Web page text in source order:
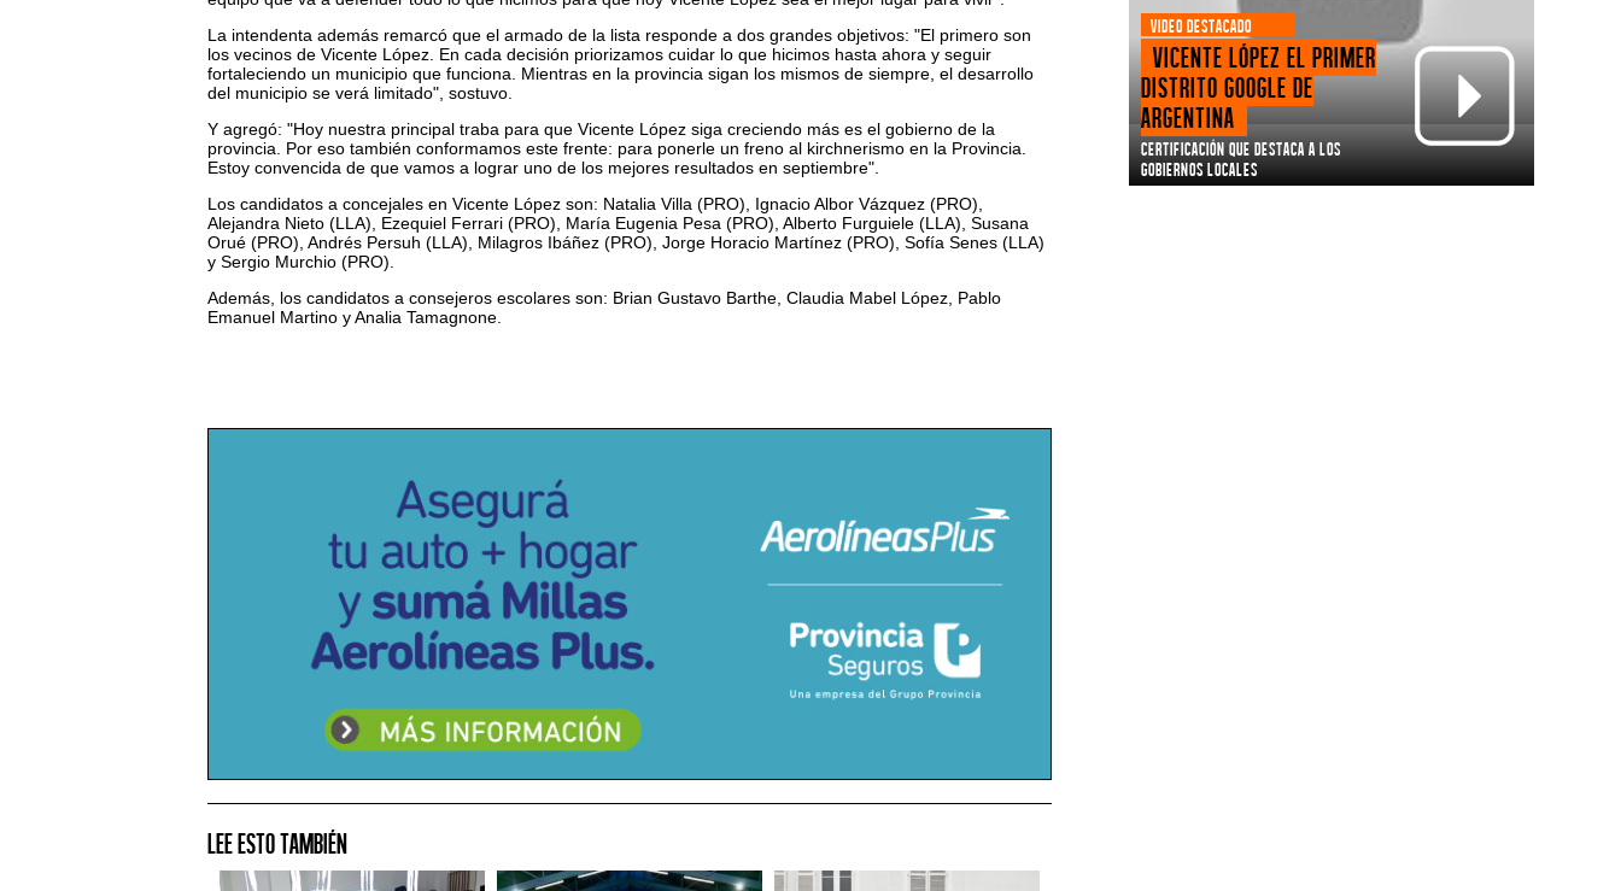
La intendenta además remarcó que el armado de la lista responde a dos grandes objetivos: "El primero son
los vecinos de Vicente López. En cada decisión priorizamos cuidar lo que hicimos hasta ahora y seguir
fortaleciendo un municipio que funciona. Mientras en la provincia sigan los mismos de siempre, el desarrollo
del municipio se verá limitado", sostuvo.
Y agregó: "Hoy nuestra principal traba para que Vicente López siga creciendo más es el gobierno de la
provincia. Por eso también conformamos este frente: para ponerle un freno al kirchnerismo en la Provincia.
Estoy convencida de que vamos a lograr uno de los mejores resultados en septiembre".
Los candidatos a concejales en Vicente López son: Natalia Villa (PRO), Ignacio Albor Vázquez (PRO),
Alejandra Nieto (LLA), Ezequiel Ferrari (PRO), María Eugenia Pesa (PRO), Alberto Furguiele (LLA), Susana
Orué (PRO), Andrés Persuh (LLA), Milagros Ibáñez (PRO), Jorge Horacio Martínez (PRO), Sofía Senes (LLA)
y Sergio Murchio (PRO).
Además, los candidatos a consejeros escolares son: Brian Gustavo Barthe, Claudia Mabel López, Pablo
Emanuel Martino y Analia Tamagnone.
Lee esto también
VIDEO DESTACADO
Vicente López el primer
Distrito Google de
Argentina
Certificación que destaca a los
gobiernos locales